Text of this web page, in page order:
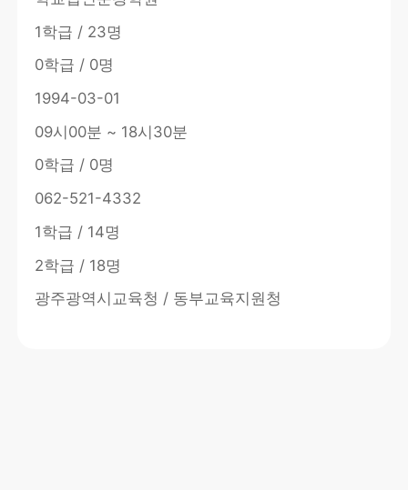
1학급 / 23명
0학급 / 0명
1994-03-01
09시00분 ~ 18시30분
0학급 / 0명
062-521-4332
1학급 / 14명
2학급 / 18명
광주광역시교육청 / 동부교육지원청